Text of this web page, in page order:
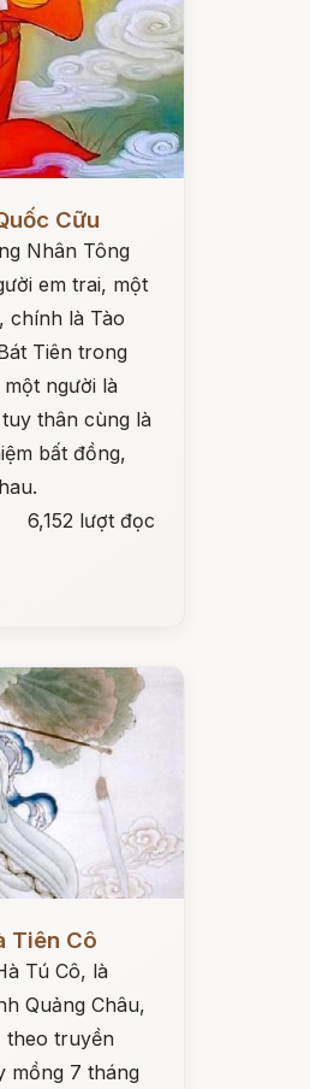
Cữu
Nhân Tông
em trai, một
chính là Tào
Tiên trong
người là
thân cùng là
bất đồng,
6,152 lượt đọc
Tiên Cô
Tú Cô, là
Quảng Châu,
theo truyền
mồng 7 tháng